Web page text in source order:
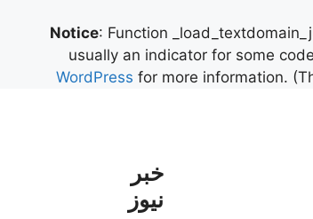
Notice: Function
usually an indicator for some
WordPress for more information.
خبر
نیوز